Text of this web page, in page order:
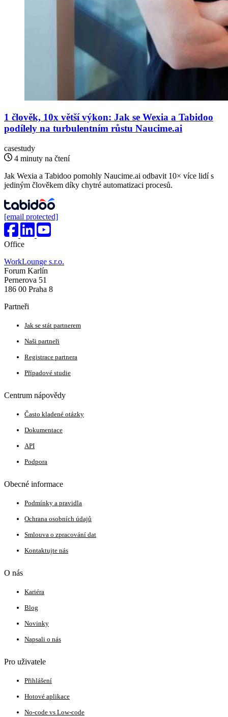
1 člověk, 10x větší výkon: Jak se Wexia a Tabidoo
podílely na turbulentním růstu Naucime.ai
casestudy
4 minuty na čtení
Jak Wexia a Tabidoo pomohly Naucime.ai odbavit 10× více lidí s
jediným člověkem díky chytré automatizaci procesů.
[email protected]
Office
WorkLounge s.r.o.
Forum Karlín
Pernerova 51
186 00 Praha 8
Partneři
Jak se stát partnerem
Naši partneři
Registrace partnera
Případové studie
Centrum nápovědy
Často kladené otázky
Dokumentace
API
Podpora
Obecné informace
Podmínky a pravidla
Ochrana osobních údajů
Smlouva o zpracování dat
Kontaktujte nás
O nás
Kariéra
Blog
Novinky
Napsali o nás
Pro uživatele
Přihlášení
Hotové aplikace
No-code vs Low-code